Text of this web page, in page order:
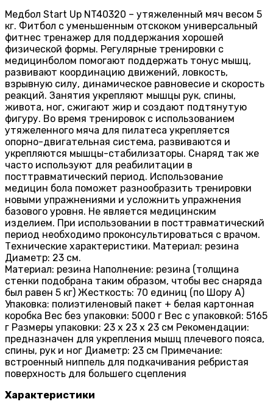
Медбол Start Up NT40320 – утяжеленный мяч весом 5
кг. Фитбол с уменьшенным отскоком универсальный
фитнес тренажер для поддержания хорошей
физической формы. Регулярные тренировки с
медицинболом помогают поддержать тонус мышц,
развивают координацию движений, ловкость,
взрывную силу, динамическое равновесие и скорость
реакций. Занятия укрепляют мышцы рук, спины,
живота, ног, сжигают жир и создают подтянутую
фигуру. Во время тренировок с использованием
утяжеленного мяча для пилатеса укрепляется
опорно-двигательная система, развиваются и
укрепляются мышцы-стабилизаторы. Снаряд так же
часто используют для реабилитации в
посттравматический период. Использование
медицин бола поможет разнообразить тренировки
новыми упражнениями и усложнить упражнения
базового уровня. Не является медицинским
изделием. При использовании в посттравматический
период необходимо проконсультироваться с врачом.
Технические характеристики. Материал: резина
Диаметр: 23 см.
Материал: резина Наполнение: резина (толщина
стенки подобрана таким образом, чтобы вес снаряда
был равен 5 кг) Жесткость: 70 единиц (по Шору А)
Упаковка: полиэтиленовый пакет + белая картонная
коробка Вес без упаковки: 5000 г Вес с упаковкой: 5165
г Размеры упаковки: 23 х 23 х 23 см Рекомендации:
предназначен для укрепления мышц плечевого пояса,
спины, рук и ног Диаметр: 23 см Примечание:
встроенный ниппель для подкачивания ребристая
поверхность для большего сцепления
Характеристики